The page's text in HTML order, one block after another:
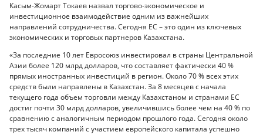
Касым-Жомарт Токаев назвал торгово-экономическое и
инвестиционное взаимодействие одним из важнейших
направлений сотрудничества. Сегодня ЕС – это один из ключевых
экономических и торговых партнеров Казахстана.
«За последние 10 лет Евросоюз инвестировал в страны Центральной
Азии более 120 млрд долларов, что составляет фактически 40 %
прямых иностранных инвестиций в регион. Около 70 % всех этих
средств были направлены в Казахстан. За 8 месяцев с начала
текущего года объем торговли между Казахстаном и странами ЕС
достиг почти 30 млрд долларов, увеличившись более чем на 40 % по
сравнению с аналогичным периодом прошлого года. Сегодня около
трех тысяч компаний с участием европейского капитала успешно